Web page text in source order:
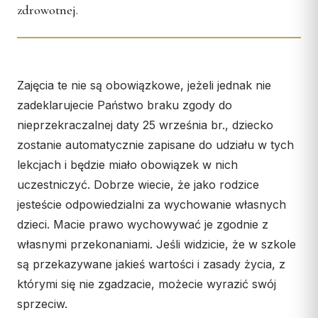
KURIA
Kuria Diecezjalna
Sąd Biskupi
Wydawnictwo
Konta bankowe
CENTRUM MEDIALNE
Biuro
Współpraca
Redakcja
Archiwum
Świeckich
Bractwo św. Józefa
zdrowotnej.
Zajęcia te nie są obowiązkowe, jeżeli jednak nie
zadeklarujecie Państwo braku zgody do
nieprzekraczalnej daty 25 września br., dziecko
zostanie automatycznie zapisane do udziału w tych
lekcjach i będzie miało obowiązek w nich
uczestniczyć. Dobrze wiecie, że jako rodzice
jesteście odpowiedzialni za wychowanie własnych
dzieci. Macie prawo wychowywać je zgodnie z
własnymi przekonaniami. Jeśli widzicie, że w szkole
są przekazywane jakieś wartości i zasady życia, z
którymi się nie zgadzacie, możecie wyrazić swój
sprzeciw.